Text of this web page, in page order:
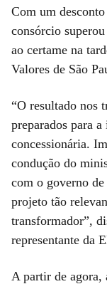
Com um
consórcio
ao certame na
Valores de São
“O resultado nos
preparados para
concessionária.
condução do
com o governo
projeto tão
transformador”,
representante da
A partir de agora,